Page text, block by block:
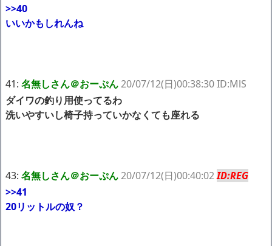
>>40
いいかもしれんね
41: 名無しさん＠おーぷん20/07/12(日)00:38:30 ID:MlS
ダイワの釣り用使ってるわ
洗いやすいし椅子持っていかなくても座れる
43: 名無しさん＠おーぷん20/07/12(日)00:40:02ID:REG
>>41
20リットルの奴？